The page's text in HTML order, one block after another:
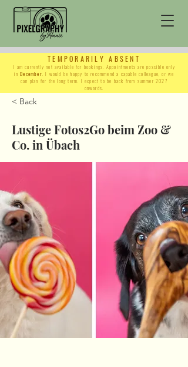
TEMPORARILY ABSENT
I am currently not available for bookings. Appointments are possible only
inDecember . I would be happy to recommend a capable colleague, or we
can plan for the long term. I expect to be back from summer 2027
onwards.
< Back
Lustige Fotos2Go beim Zoo &
Co. in Übach